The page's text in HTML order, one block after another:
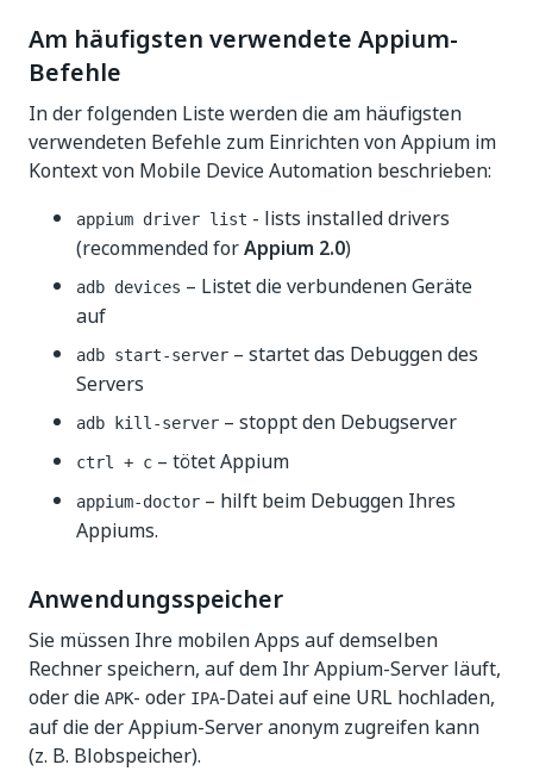
Am häufigsten verwendete Appium-
Befehle
In der folgenden Liste werden die am häufigsten
verwendeten Befehle zum Einrichten von Appium im
Kontext von Mobile Device Automation beschrieben:
appium driver list - lists installed drivers
(recommended forAppium 2.0)
adb devices – Listet die verbundenen Geräte
auf
adb start-server – startet das Debuggen des
Servers
adb kill-server – stoppt den Debugserver
ctrl + c – tötet Appium
appium-doctor – hilft beim Debuggen Ihres
Appiums.
Anwendungsspeicher
Sie müssen Ihre mobilen Apps auf demselben
Rechner speichern, auf dem Ihr Appium-Server läuft,
oder die APK- oder IPA-Datei auf eine URL hochladen,
auf die der Appium-Server anonym zugreifen kann
(z. B. Blobspeicher).